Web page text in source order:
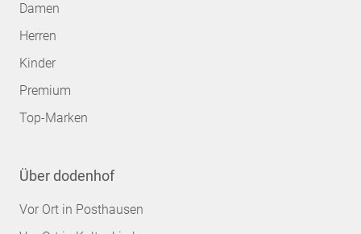
Damen
Herren
Kinder
Premium
Top-Marken
Über dodenhof
Vor Ort in Posthausen